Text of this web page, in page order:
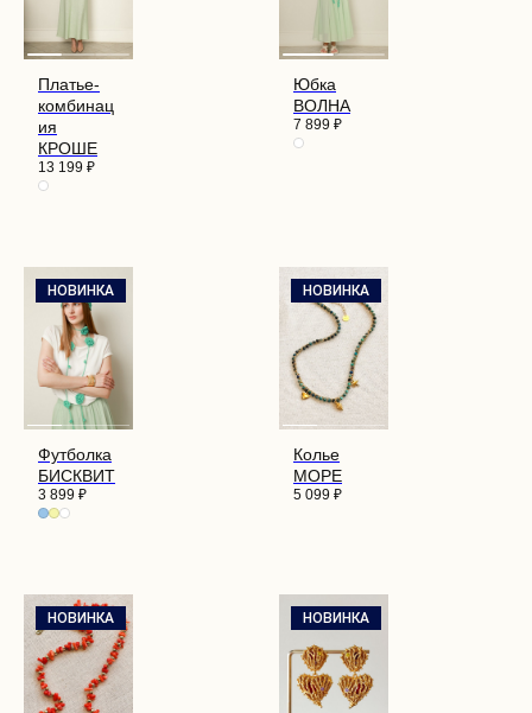
Платье-
комбинац
ия
КРОШЕ
13 199 ₽
Юбка
ВОЛНА
7 899 ₽
НОВИНКА
Футболка
БИСКВИТ
3 899 ₽
НОВИНКА
Колье
МОРЕ
5 099 ₽
НОВИНКА НОВИНКА